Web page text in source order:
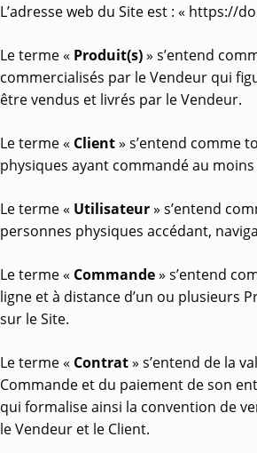
L’adresse web du Site est : « https://
Le terme « Produit(s)» s’entend
commercialisés par le Vendeur qui
être vendus et livrés par le Vendeur.
Le terme « Client» s’entend comme
physiques ayant commandé au
Le terme « Utilisateur» s’entend
personnes physiques accédant,
Le terme « Commande» s’entend
ligne et à distance d’un ou plusieurs
sur le Site.
Le terme « Contrat» s’entend de la
Commande et du paiement de son
qui formalise ainsi la convention de
le Vendeur et le Client.